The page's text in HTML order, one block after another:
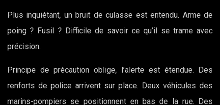
Plus inquiétant, un bruit de culasse est entendu. Arme de
poing ? Fusil ? Difficile de savoir ce qu’il se trame avec
précision.
Principe de précaution oblige, l’alerte est étendue. Des
renforts de police arrivent sur place. Deux véhicules des
marins-pompiers se positionnent en bas de la rue. Des